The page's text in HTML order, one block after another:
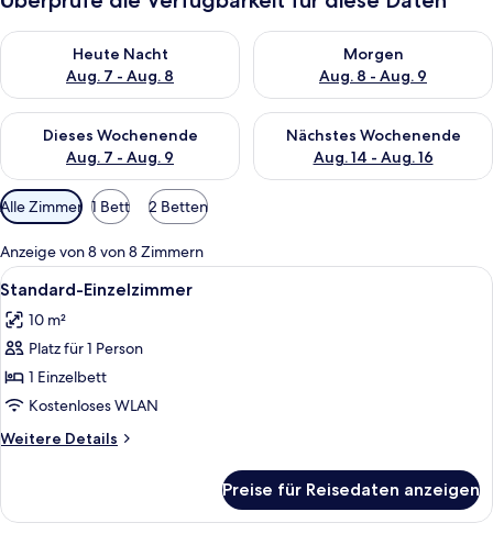
Heute Nacht
Aug. 7 - Aug. 8
Überprüfe die Verfügbarkeit für heute Nacht, Aug. 7 - Aug. 8.
Morgen
Aug. 8 - Aug. 9
Überprüfe die Verfügbarkeit
Dieses Wochenende
Aug. 7 - Aug. 9
Überprüfe die Verfügbarkeit für dieses Wochenende, Aug. 7
Nächstes Wochenende
Aug. 14 - Aug. 16
Überprüfe die Verfügbarkeit
Verfügbare
Filter
für
Zimmer
Alle Zimmer 1 Bett 2 Betten
Anzeige von 8 von 8 Zimmern
Alle
Fotos
für
Standard-
Einzelzimmer
anzeigen
Ein Schlafzimmer mit Bett, Sessel,
6
Standard-Einzelzimmer
10 m²
Platz für 1 Person
1 Einzelbett
Kostenloses WLAN
Weitere Details
Weitere
Einzelzimmer
Preise für Reisedaten anzeigen